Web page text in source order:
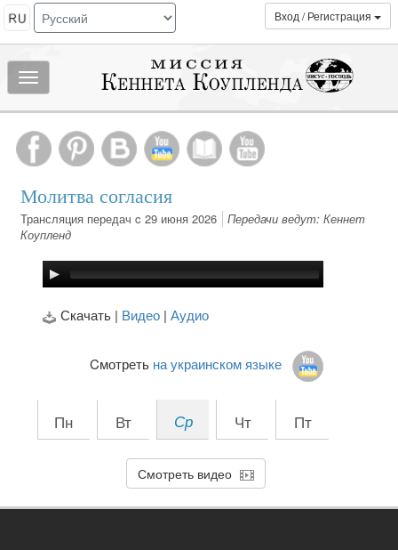
Вход / Регистрация
Показать/
скрыть
МЕНЮ
Молитва согласия
Трансляция передач c 29 июня 2026
Передачи ведут: Кеннет
Коупленд
Скачать | Видео| Аудио
Cмотреть на украинском языке
Пн Вт Ср Чт Пт
Смотреть видео